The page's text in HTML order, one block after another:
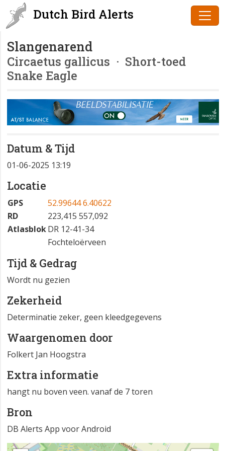
Dutch Bird Alerts
Slangenarend
Circaetus gallicus · Short-toed
Snake Eagle
Datum & Tijd
01-06-2025 13:19
Locatie
GPS
52.99644 6.40622
RD
223,415 557,092
AtlasblokDR 12-41-34
Fochteloërveen
Tijd & Gedrag
Wordt nu gezien
Zekerheid
Determinatie zeker, geen kleedgegevens
Waargenomen door
Folkert Jan Hoogstra
Extra informatie
hangt nu boven veen. vanaf de 7 toren
Bron
DB Alerts App voor Android